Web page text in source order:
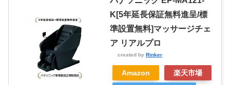
K[5年延長保証無料進呈/標
準設置無料]マッサージチェ
ア リアルプロ
created by Rinker
Amazon 楽天市場